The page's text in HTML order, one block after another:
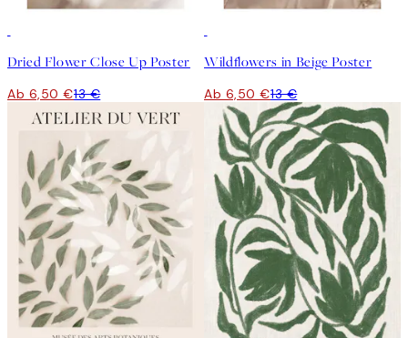
Dried Flower Close Up Poster
Ab 6,50 €13 €
Wildflowers in Beige Poster
Ab 6,50 €13 €